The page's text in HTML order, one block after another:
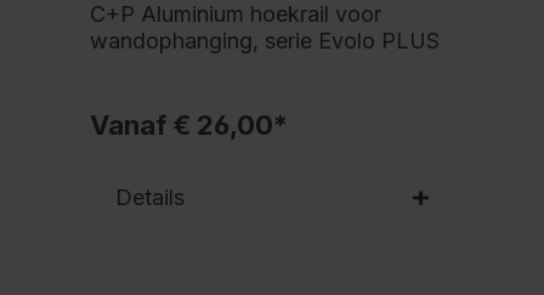
C+P Aluminium hoekrail voor
wandophanging, serie Evolo PLUS
Vanaf € 26,00*
Details